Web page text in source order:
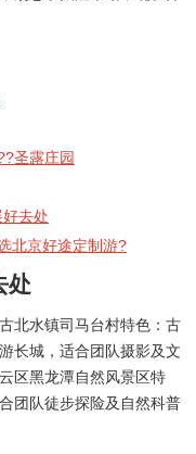
圣露庄园
去处
北京好途定制游?
处
北水镇司马台村特色：古
长城，适合团队摄影及文
区黑龙潭自然风景区特
团队徒步探险及自然科普